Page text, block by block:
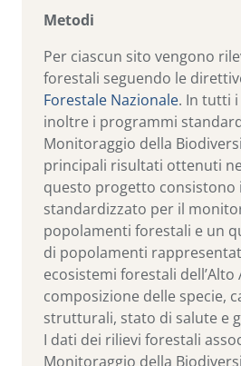
Metodi
Per ciascun sito vengono
forestali seguendo le
Forestale Nazionale. In tutti
inoltre i programmi
Monitoraggio della
principali risultati ottenuti
questo progetto
standardizzato per il
popolamenti forestali e un
di popolamenti
ecosistemi forestali
composizione delle specie,
strutturali, stato di salute e
I dati dei rilievi forestali
Monitoraggio della